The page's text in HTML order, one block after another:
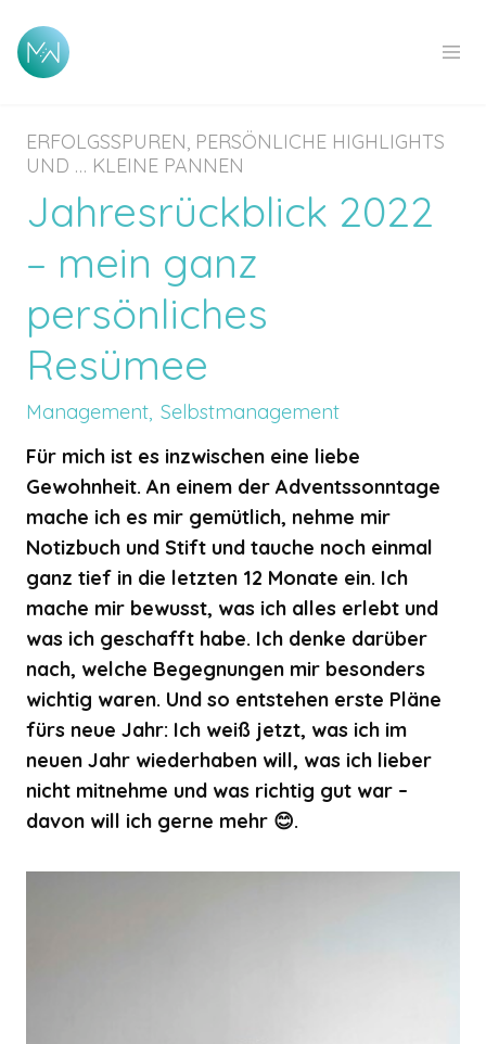
ERFOLGSSPUREN, PERSÖNLICHE HIGHLIGHTS
UND … KLEINE PANNEN
Jahresrückblick 2022
– mein ganz
persönliches
Resümee
Management Selbstmanagement
Für mich ist es inzwischen eine liebe
Gewohnheit. An einem der Adventssonntage
mache ich es mir gemütlich, nehme mir
Notizbuch und Stift und tauche noch einmal
ganz tief in die letzten 12 Monate ein. Ich
mache mir bewusst, was ich alles erlebt und
was ich geschafft habe. Ich denke darüber
nach, welche Begegnungen mir besonders
wichtig waren. Und so entstehen erste Pläne
fürs neue Jahr: Ich weiß jetzt, was ich im
neuen Jahr wiederhaben will, was ich lieber
nicht mitnehme und was richtig gut war –
davon will ich gerne mehr 😊.